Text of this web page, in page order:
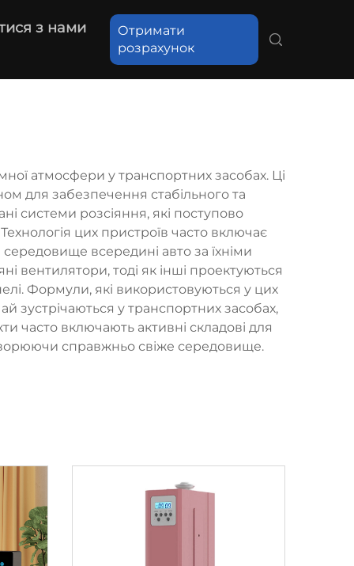
з нами
Отримати
розрахунок
атмосфери у транспортних засобах. Ці
для забезпечення стабільного та
системи розсіяння, які поступово
цих пристроїв часто включає
всередині авто за їхніми
вентилятори, тоді як інші проектуються
Формули, які використовуються у цих
зустрічаються у транспортних засобах,
часто включають активні складові для
справжньо свіже середовище.